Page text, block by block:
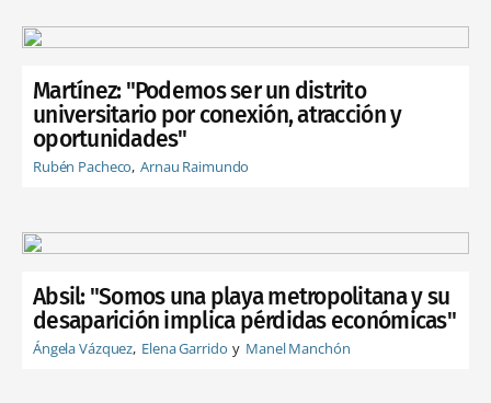
Martínez: "Podemos ser un distrito
universitario por conexión, atracción y
oportunidades"
Rubén Pacheco Arnau Raimundo
Absil: "Somos una playa metropolitana y su
desaparición implica pérdidas económicas"
Ángela Vázquez Elena Garrido Manel Manchón